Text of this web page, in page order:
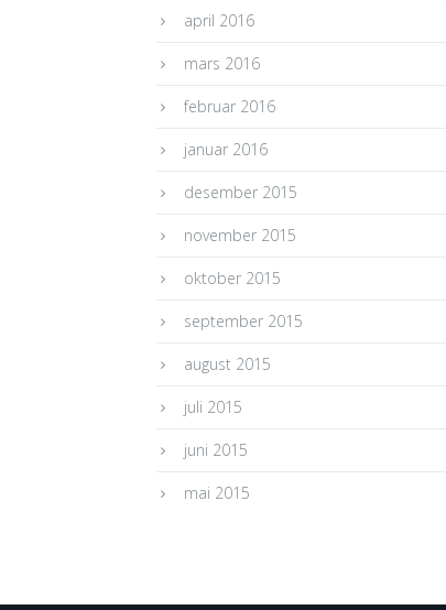
april 2016
mars 2016
februar 2016
januar 2016
desember 2015
november 2015
oktober 2015
september 2015
august 2015
juli 2015
juni 2015
mai 2015